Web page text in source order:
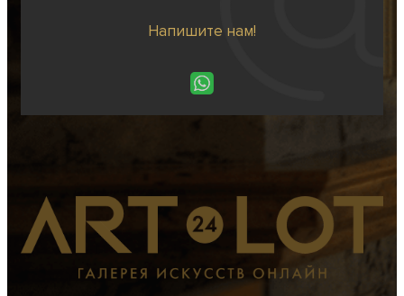
Напишите нам!